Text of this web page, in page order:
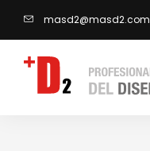
masd2@masd2.com